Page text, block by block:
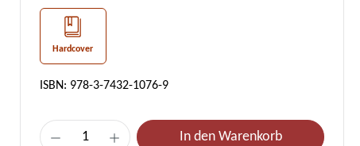
Hardcover
ISBN: 978-3-7432-1076-9
Produkt Anzahl: Gib den gewünschten
In den Warenkorb